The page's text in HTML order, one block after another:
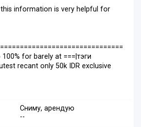
information is very helpful for
for barely at ===|тэги
recant only 50k IDR exclusive
Сниму, арендую
--